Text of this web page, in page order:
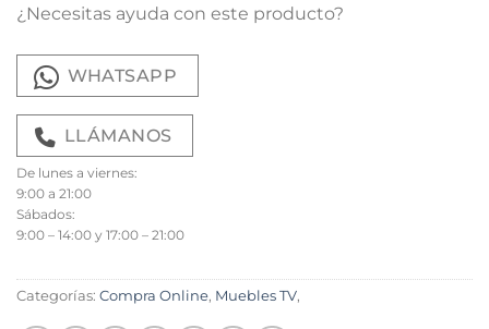
¿Necesitas ayuda con este producto?
WHATSAPP
LLÁMANOS
De lunes a viernes:
9:00 a 21:00
Sábados:
9:00 – 14:00 y 17:00 – 21:00
Categorías: Compra Online, Muebles TV,